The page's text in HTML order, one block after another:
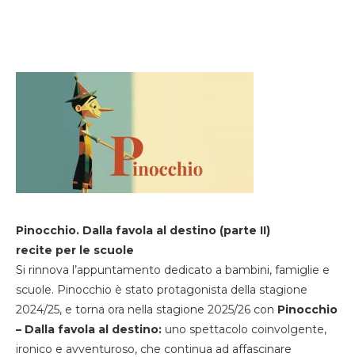
Pinocchio. Dalla favola al destino (parte II)
recite per le scuole
Si rinnova l’appuntamento dedicato a bambini, famiglie e
scuole. Pinocchio è stato protagonista della stagione
2024/25, e torna ora nella stagione 2025/26 con Pinocchio
– Dalla favola al destino: uno spettacolo coinvolgente,
ironico e avventuroso, che continua ad affascinare